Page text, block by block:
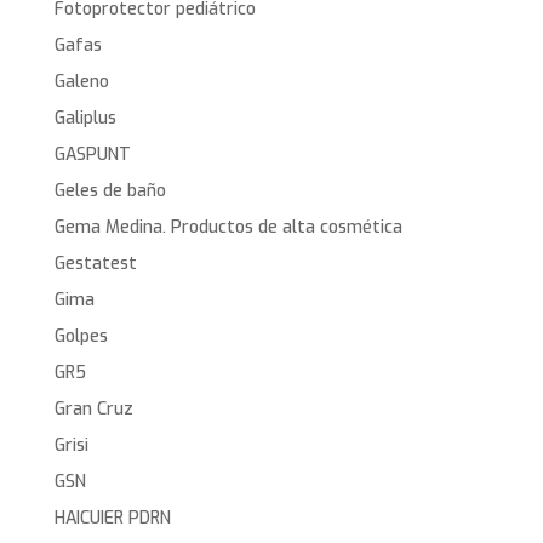
Fotoprotector pediátrico
Gafas
Galeno
Galiplus
GASPUNT
Geles de baño
Gema Medina. Productos de alta cosmética
Gestatest
Gima
Golpes
GR5
Gran Cruz
Grisi
GSN
HAICUIER PDRN